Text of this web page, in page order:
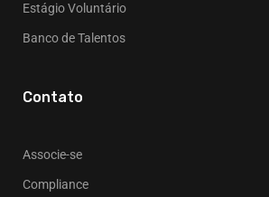
Estágio Voluntário
Banco de Talentos
Contato
Associe-se
Compliance